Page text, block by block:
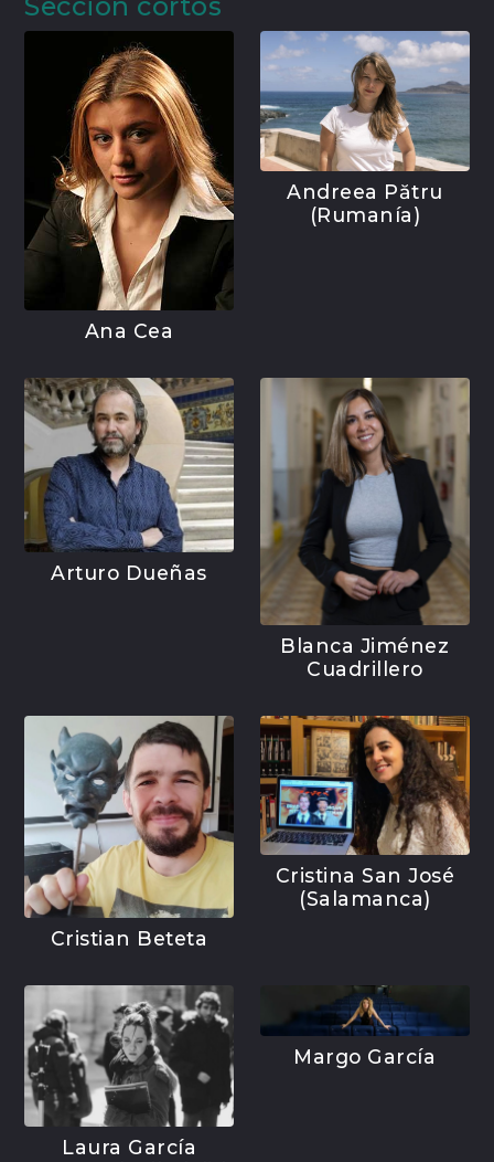
Sección cortos
Ana Cea
Andreea Pătru
(Rumanía)
Arturo Dueñas
Blanca Jiménez
Cuadrillero
Cristian Beteta
Cristina San José
(Salamanca)
Laura García
Margo García